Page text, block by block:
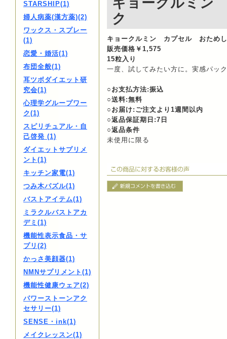
STARSHIP(1)
婦人病薬(漢方薬)(2)
ワックス・スプレー
(1)
恋愛・婚活(1)
布団全般(1)
耳ツボダイエット研
究会(1)
心理学グループワー
ク(1)
スピリチュアル・自
己啓発 (1)
ダイエットサプリメ
ント(1)
キッチン家電(1)
つみ木パズル(1)
バストアイテム(1)
ミラクルバストアカ
デミ(1)
機能性表示食品・サ
プリ(2)
かっさ美顔器(1)
NMNサプリメント(1)
機能性健康ウェア(2)
パワーストーンアク
セサリー(1)
SENSE・ink(1)
メイクレッスン(1)
ク
キョークルミン カプセル おため
販売価格￥1,575
15粒入り
一度、試してみたい方に。実感パッ
○お支払方法:振込
○送料:無料
○お届け:ご注文より1週間以内
○返品保証期日:7日
○返品条件
未使用に限る